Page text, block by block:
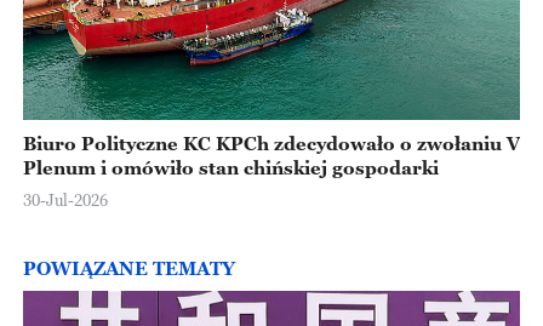
Biuro Polityczne KC KPCh zdecydowało o zwołaniu V
Plenum i omówiło stan chińskiej gospodarki
30-Jul-2026
POWIĄZANE TEMATY